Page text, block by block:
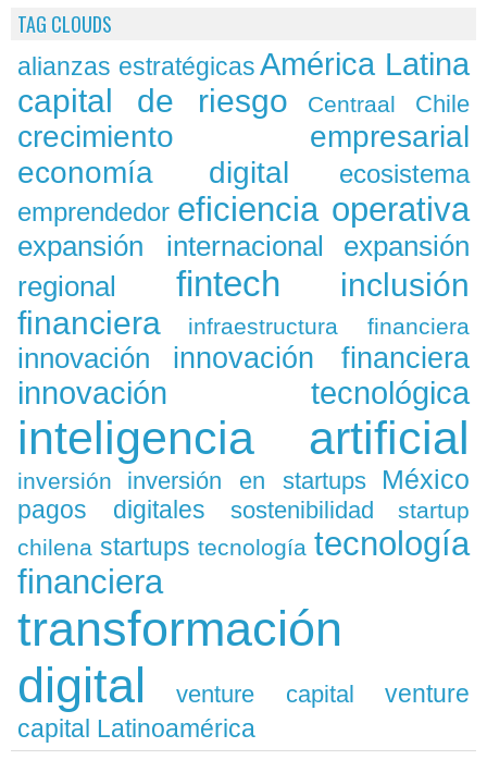
TAG CLOUDS
alianzas estratégicas América Latina
capital de riesgo Centraal Chile
crecimiento empresarial
economía digital
ecosistema
emprendedor eficiencia operativa
expansión internacional
expansión
regional
fintech
inclusión
financiera
infraestructura financiera
innovación innovación financiera
innovación tecnológica
inteligencia artificial
inversión inversión en startups México
pagos digitales sostenibilidad
startup
chilena startups tecnología tecnología
financiera
transformación
digital
venture capital
venture
capital Latinoamérica